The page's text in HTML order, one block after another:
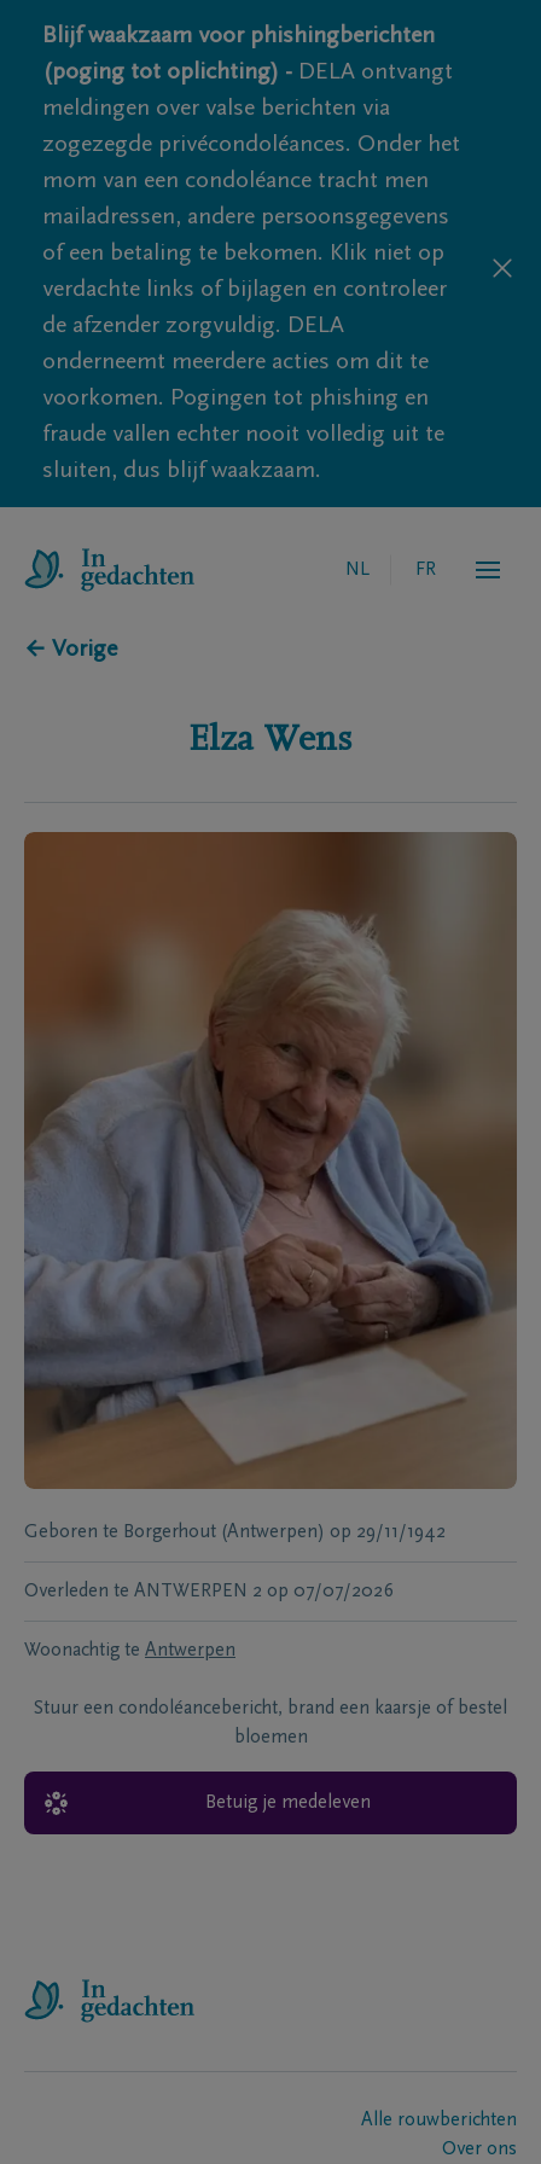
Blijf waakzaam voor phishingberichten
(poging tot oplichting) - DELA ontvangt
meldingen over valse berichten via
zogezegde privécondoléances. Onder het
mom van een condoléance tracht men
mailadressen, andere persoonsgegevens
of een betaling te bekomen. Klik niet op
verdachte links of bijlagen en controleer
de afzender zorgvuldig. DELA
onderneemt meerdere acties om dit te
voorkomen. Pogingen tot phishing en
fraude vallen echter nooit volledig uit te
sluiten, dus blijf waakzaam.
NL FR
← Vorige
Elza Wens
Geboren te Borgerhout (Antwerpen) op 29/11/1942
Overleden te ANTWERPEN 2 op 07/07/2026
Woonachtig te Antwerpen
Stuur een condoléancebericht, brand een kaarsje of bestel
bloemen
Betuig je medeleven
Alle rouwberichten
Over ons